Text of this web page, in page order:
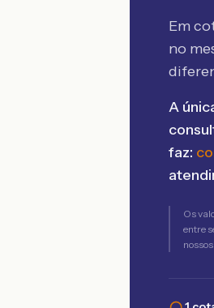
Em
no
A
faz:
Os
entre